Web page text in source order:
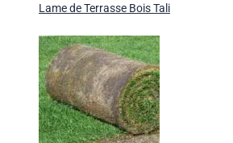
Lame de Terrasse Bois Tali